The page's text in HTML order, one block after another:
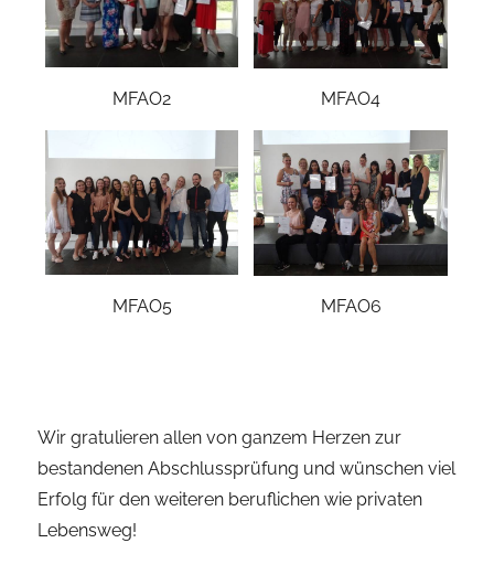
MFAO2 MFAO4
MFAO5 MFAO6
Wir gratulieren allen von ganzem Herzen zur
bestandenen Abschlussprüfung und wünschen viel
Erfolg für den weiteren beruflichen wie privaten
Lebensweg!